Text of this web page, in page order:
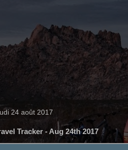
24 août 2017
Tracker - Aug 24th 2017